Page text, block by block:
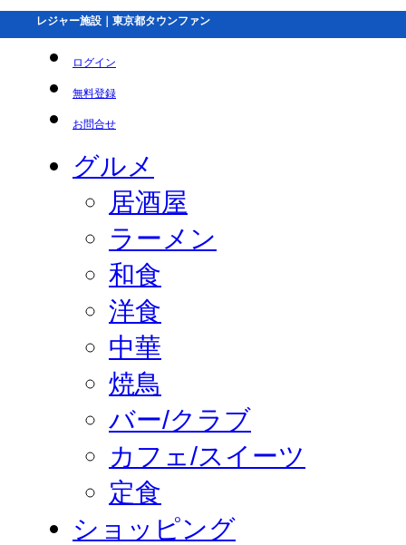
レジャー施設｜東京都タウンファン
ログイン
無料登録
お問合せ
グルメ
居酒屋
ラーメン
和食
洋食
中華
焼鳥
バー/クラブ
カフェ/スイーツ
定食
ショッピング